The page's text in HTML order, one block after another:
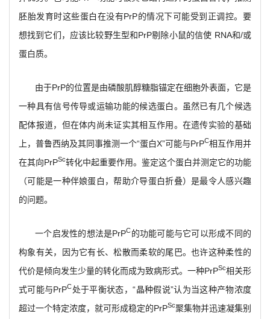
胚胎发育时这些蛋白在没有PrP的情况下可能受到正调控。要
想找到它们，应该比较野生型和PrP剔除小鼠的信使 RNA和/或
蛋白质。
由于PrP的位置是由磷酸肌醇糖脂锚定在细胞外表面，它是
一种具有信号传导或运输功能的候选蛋白。虽然已有几个候选
配体报道，但在体内尚未证实其相互作用。在遗传实验的基础
上，普鲁西纳及其同事推测一个“蛋白X”可能与PrPC相互作用并
在其向PrPSc转化中起重要作用。鉴定这个蛋白并测定它的功能
（可能是一种伴娘蛋白，帮助介导蛋白折叠）是最令人感兴趣
的问题。
一个启发性的想法是PrPC的功能可能与它可以形成不同的
构象有关，因为它有长、松散而柔软的尾巴。也许这种柔性的
代价是倾向发生少量的转化而成为致病形式。一种PrPSc相关形
式可能与PrPC处于平衡状态，“晶种假说”认为当这种产物浓度
超过一个特定浓度，就可形成稳定的PrPSc聚集物并迅速凝集别